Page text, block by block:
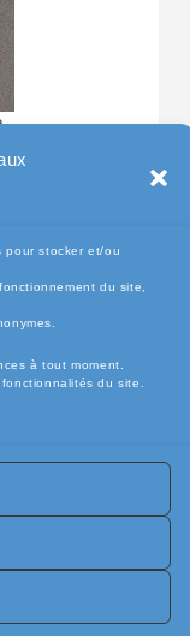
pour stocker et/ou
du site,
à tout moment.
du site.
Mentions légales
droits RGPD
et retours